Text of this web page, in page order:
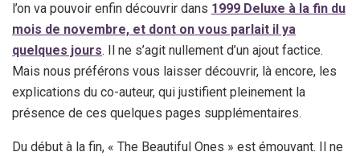
l’on va pouvoir enfin découvrir dans 1999 Deluxe à la fin du
mois de novembre, et dont on vous parlait il ya
quelques jours. Il ne s’agit nullement d’un ajout factice.
Mais nous préférons vous laisser découvrir, là encore, les
explications du co-auteur, qui justifient pleinement la
présence de ces quelques pages supplémentaires.
Du début à la fin, « The Beautiful Ones » est émouvant. Il ne